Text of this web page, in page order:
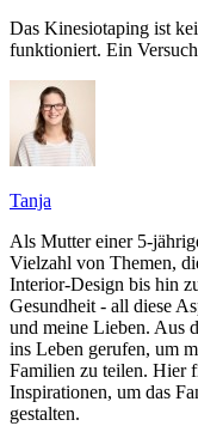
Das Kinesiotaping ist
funktioniert. Ein
Tanja
Als Mutter einer 5-
Vielzahl von Themen,
Interior-Design bis hin
Gesundheit - all diese
und meine Lieben. Aus
ins Leben gerufen, um
Familien zu teilen. Hier
Inspirationen, um das
gestalten.